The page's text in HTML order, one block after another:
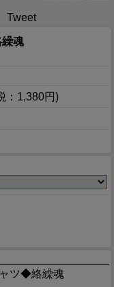
Tweet
魂
：1,380円)
ツ◆絡繰魂